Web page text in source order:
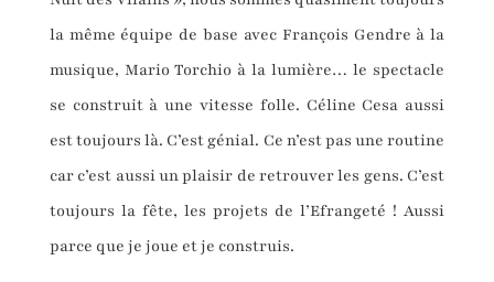
la même équipe de base avec François Gendre à la
musique, Mario Torchio à la lumière… le spectacle
se construit à une vitesse folle. Céline Cesa aussi
est toujours là. C’est génial. Ce n’est pas une routine
car c’est aussi un plaisir de retrouver les gens. C’est
toujours la fête, les projets de l’Efrangeté ! Aussi
parce que je joue et je construis.